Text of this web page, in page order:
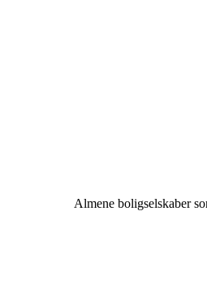
Almene boligselskaber